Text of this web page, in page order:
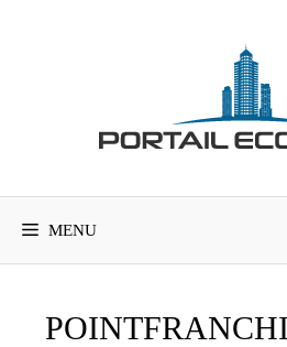
MENU